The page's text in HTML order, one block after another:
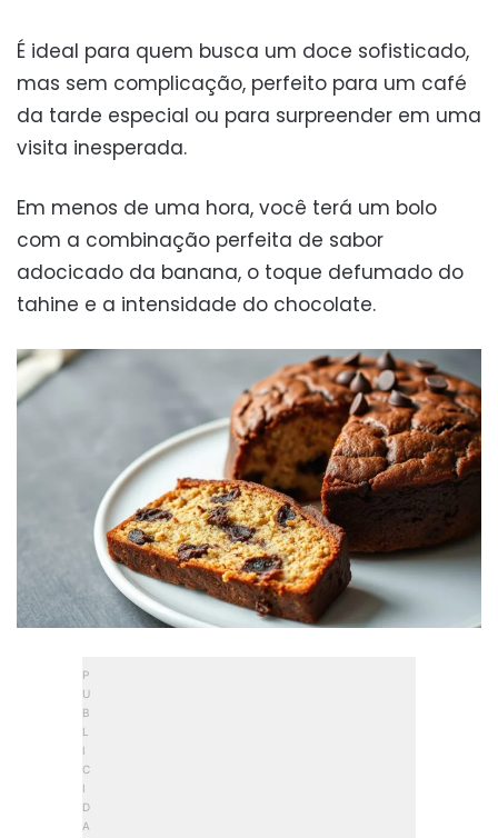
É ideal para quem busca um doce sofisticado,
mas sem complicação, perfeito para um café
da tarde especial ou para surpreender em uma
visita inesperada.
Em menos de uma hora, você terá um bolo
com a combinação perfeita de sabor
adocicado da banana, o toque defumado do
tahine e a intensidade do chocolate.